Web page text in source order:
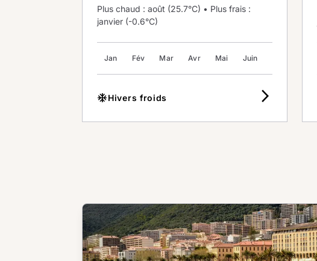
Plus chaud : août (25.7°C) • Plus frais :
janvier (-0.6°C)
Jan Fév Mar Avr Mai Juin
ac_unitHivers froids arrow_forward_ios